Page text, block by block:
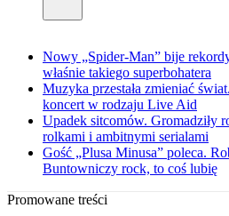
Nowy „Spider-Man” bije
właśnie takiego superbohatera
Muzyka przestała zmieniać
koncert w rodzaju Live Aid
Upadek sitcomów. Gromadziły
rolkami i ambitnymi serialami
Gość „Plusa Minusa” poleca.
Buntowniczy rock, to coś lubię
Promowane treści